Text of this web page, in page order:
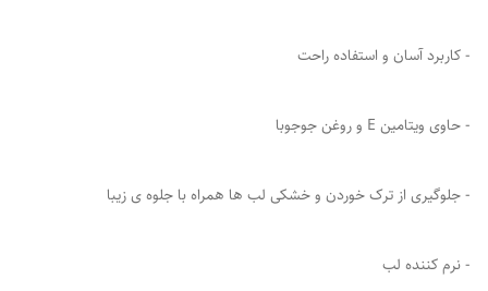
- کاربرد آسان و استفاده راحت
- حاوی ویتامین E و روغن جوجوبا
- جلوگیری از ترک خوردن و خشکی لب ها همراه با جلوه ی زیبا
- نرم کننده لب